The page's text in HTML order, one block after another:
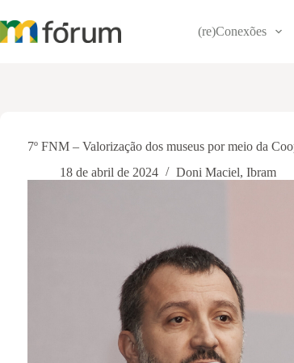
para
o
(re)Conexões
7º FNM – Valorização dos museus por meio da
18 de abril de 2024
Doni Maciel, Ibram